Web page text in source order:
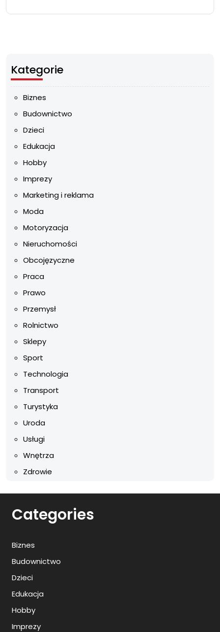
Kategorie
Biznes
Budownictwo
Dzieci
Edukacja
Hobby
Imprezy
Marketing i reklama
Moda
Motoryzacja
Nieruchomości
Obcojęzyczne
Praca
Prawo
Przemysł
Rolnictwo
Sklepy
Sport
Technologia
Transport
Turystyka
Uroda
Usługi
Wnętrza
Zdrowie
Categories
Biznes
Budownictwo
Dzieci
Edukacja
Hobby
Imprezy